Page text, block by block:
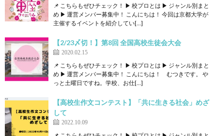
📌 こちらもぜひチェック！ ▶ 校プロとは ▶ ジャンル別まと
め ▶ 運営メンバー募集中！ こんにちは！ 今回は京都大学が
主催するイベントを紹介してい[…]
【2/23〆切！】第8回 全国高校生徒会大会
2020.02.15
📌 こちらもぜひチェック！ ▶ 校プロとは ▶ ジャンル別まと
め ▶ 運営メンバー募集中！ こんにちは！ むつきです。 や
っと土曜日ですね。学校、お仕[…]
【高校生作文コンテスト】「共に生きる社会」めざ
して
2022.10.09